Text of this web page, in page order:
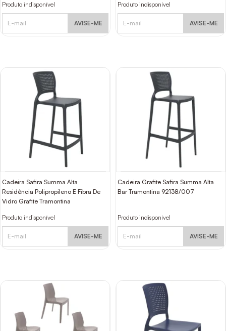
Produto indisponível
AVISE-ME
Produto indisponível
AVISE-ME
Cadeira Safira Summa Alta
Residência Polipropileno E Fibra De
Vidro Grafite Tramontina
Produto indisponível
AVISE-ME
Cadeira Grafite Safira Summa Alta
Bar Tramontina 92138/007
Produto indisponível
AVISE-ME